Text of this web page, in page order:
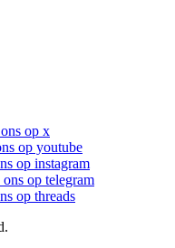
op x
op youtube
op instagram
op telegram
op threads